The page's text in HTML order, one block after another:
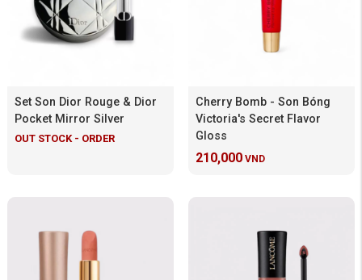
Set Son Dior Rouge & Dior
Pocket Mirror Silver
OUT STOCK - ORDER
Cherry Bomb - Son Bóng
Victoria's Secret Flavor
Gloss
210,000 VND